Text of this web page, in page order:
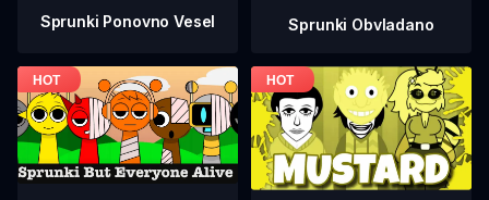
Sprunki Ponovno Vesel Sprunki Obvladano